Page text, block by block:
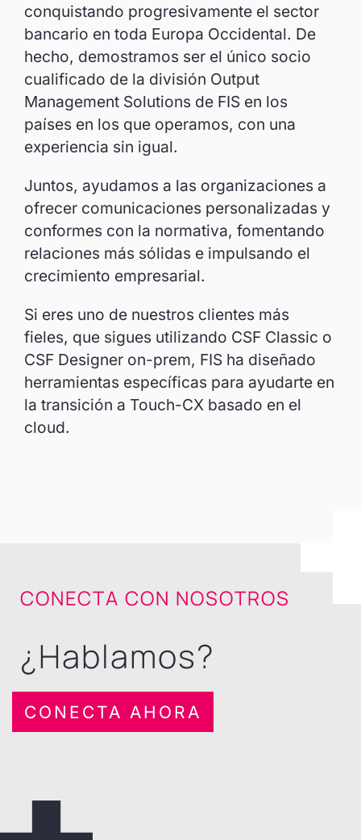
conquistando progresivamente el sector
bancario en toda Europa Occidental. De
hecho, demostramos ser el único socio
cualificado de la división Output
Management Solutions de FIS en los
países en los que operamos, con una
experiencia sin igual.
Juntos, ayudamos a las organizaciones a
ofrecer comunicaciones personalizadas y
conformes con la normativa, fomentando
relaciones más sólidas e impulsando el
crecimiento empresarial.
Si eres uno de nuestros clientes más
fieles, que sigues utilizando CSF Classic o
CSF Designer on-prem, FIS ha diseñado
herramientas específicas para ayudarte en
la transición a Touch-CX basado en el
cloud.
CONECTA CON NOSOTROS
¿Hablamos?
CONECTA AHORA